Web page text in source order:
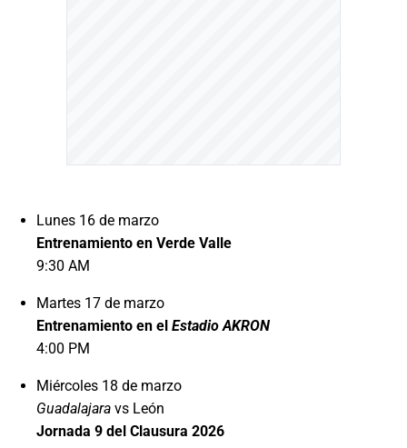
Lunes 16 de marzo
Entrenamiento en Verde Valle
9:30 AM
Martes 17 de marzo
Entrenamiento en el Estadio AKRON
4:00 PM
Miércoles 18 de marzo
Guadalajara vs León
Jornada 9 del Clausura 2026